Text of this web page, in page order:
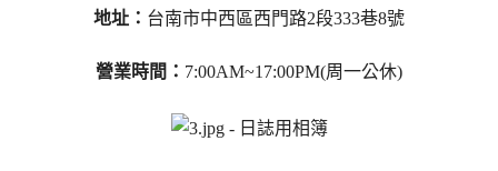
地址： 台南市中西區西門路2段333巷8號
營業時間： 7:00AM~17:00PM(周一公休)